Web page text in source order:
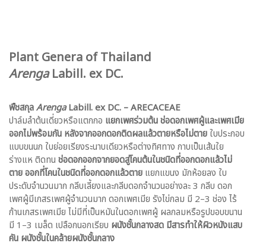
Plant Genera of Thailand
ArengaLabill. ex DC.
พืชสกุลArengaLabill. ex DC. – ARECACEAE
ปาล์มลำต้นเดี่ยวหรือแตกกอ แยกเพศร่วมต้น ช่อดอกเพศผู้และเพศเมีย
ออกไม่พร้อมกัน หลังจากออกดอกติดผลแล้วตายหรือไม่ตายใบประกอบ
แบบขนนก ใบย่อยเรียงระนาบเดียวหรือต่างทิศทาง กาบเป็นเส้นใย
ร่างแห ติดทน ช่อดอกออกจากยอดสู่โคนต้นในชนิดที่ออกดอกแล้วไม่
ตาย ออกที่โคนในชนิดที่ออกดอกแล้วตาย แยกแขนง มักห้อยลง ใบ
ประดับจำนวนมาก กลีบเลี้ยงและกลีบดอกจำนวนอย่างละ 3 กลีบ ดอก
เพศผู้มีเกสรเพศผู้จำนวนมาก ดอกเพศเมีย รังไข่กลม มี 2–3 ช่อง ไร้
ก้านเกสรเพศเมีย ไม่มีที่เป็นหมันในดอกเพศผู้ ผลกลมหรือรูปขอบขนาน
มี 1–3 เมล็ด เปลือกนอกเรียบ ผนังชั้นกลางสด มีสารทำให้ผิวหนังแสบ
คัน ผนังชั้นในคล้ายผนังชั้นกลาง